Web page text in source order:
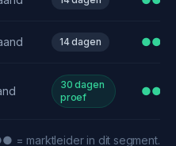
14 dagen ●●●
30 dagen
proef
●●
marktleider in dit segment.